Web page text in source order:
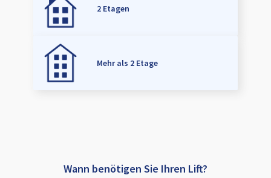
2 Etagen
Mehr als 2 Etage
Wann benötigen Sie Ihren Lift?